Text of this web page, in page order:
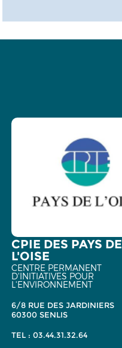
CPIE DES PAYS DE
L'OISE
CENTRE PERMANENT
D'INITIATIVES POUR
L'ENVIRONNEMENT
6/8 RUE DES JARDINIERS
60300 SENLIS
TEL : 03.44.31.32.64